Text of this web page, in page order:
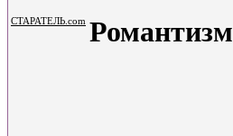
СТАРАТЕЛЬ.com Романтизм